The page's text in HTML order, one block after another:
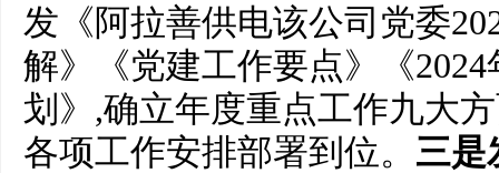
发《阿拉善供电该公司党委
解》《党建工作要点》《
划》,确立年度重点工作九大
各项工作安排部署到位。 三是